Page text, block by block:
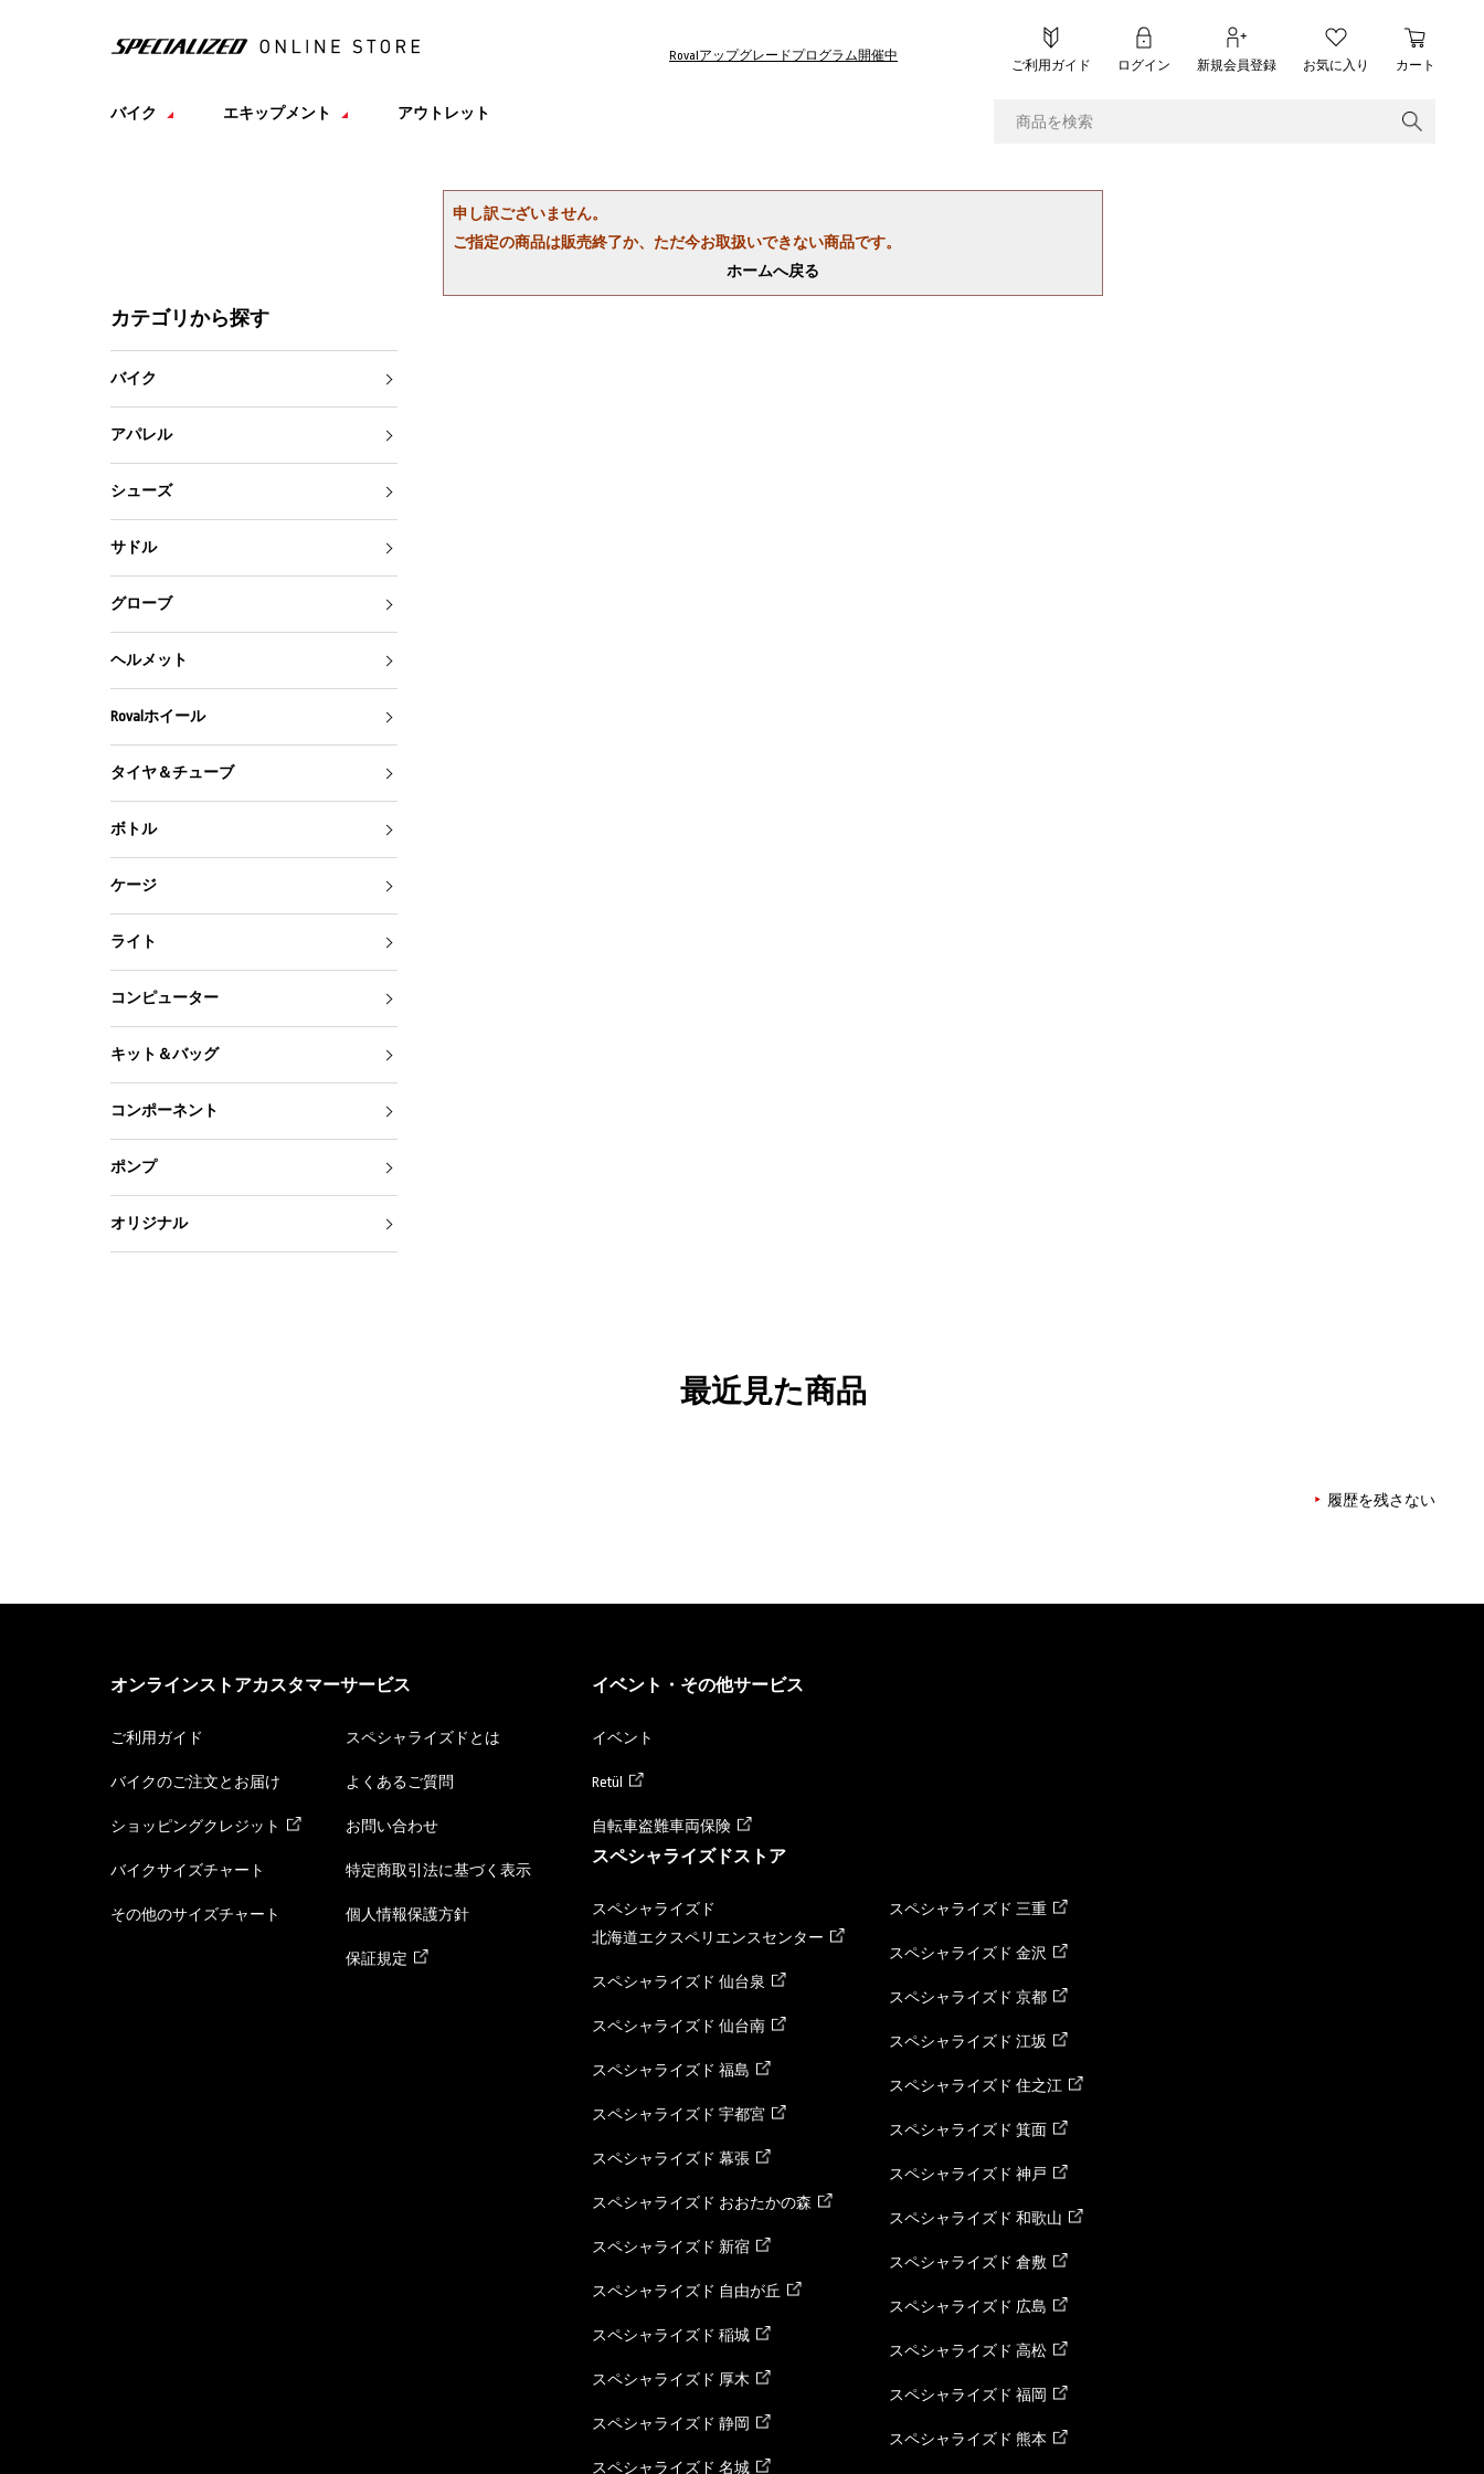
Rovalアップグレードプログラム開催中
ご利用ガイド ログイン 新規会員登録 お気に入り カート
バイク エキップメント アウトレット
申し訳ございません。
ご指定の商品は販売終了か、ただ今お取扱いできない商品です。
ホームへ戻る
カテゴリから探す
バイク
アパレル
シューズ
サドル
グローブ
ヘルメット
Rovalホイール
タイヤ＆チューブ
ボトル
ケージ
ライト
コンピューター
キット＆バッグ
コンポーネント
ポンプ
オリジナル
最近見た商品
履歴を残さない
オンラインストアカスタマーサービス
ご利用ガイド
バイクのご注文とお届け
ショッピングクレジット
バイクサイズチャート
その他のサイズチャート
スペシャライズドとは
よくあるご質問
お問い合わせ
特定商取引法に基づく表示
個人情報保護方針
保証規定
イベント・その他サービス
イベント
Retül
自転車盗難車両保険
スペシャライズドストア
スペシャライズド
北海道エクスペリエンスセンター
スペシャライズド 仙台泉
スペシャライズド 仙台南
スペシャライズド 福島
スペシャライズド 宇都宮
スペシャライズド 幕張
スペシャライズド おおたかの森
スペシャライズド 新宿
スペシャライズド 自由が丘
スペシャライズド 稲城
スペシャライズド 厚木
スペシャライズド 静岡
スペシャライズド 名城
スペシャライズド 三重
スペシャライズド 金沢
スペシャライズド 京都
スペシャライズド 江坂
スペシャライズド 住之江
スペシャライズド 箕面
スペシャライズド 神戸
スペシャライズド 和歌山
スペシャライズド 倉敷
スペシャライズド 広島
スペシャライズド 高松
スペシャライズド 福岡
スペシャライズド 熊本